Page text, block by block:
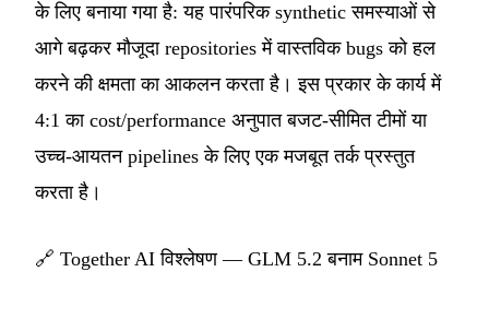
के लिए बनाया गया है: यह पारंपरिक synthetic समस्याओं से
आगे बढ़कर मौजूदा repositories में वास्तविक bugs को हल
करने की क्षमता का आकलन करता है। इस प्रकार के कार्य में
4:1 का cost/performance अनुपात बजट-सीमित टीमों या
उच्च-आयतन pipelines के लिए एक मजबूत तर्क प्रस्तुत
करता है।
🔗 Together AI विश्लेषण — GLM 5.2 बनाम Sonnet 5